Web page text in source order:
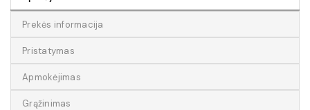
Prekės informacija
Pristatymas
Apmokėjimas
Grąžinimas